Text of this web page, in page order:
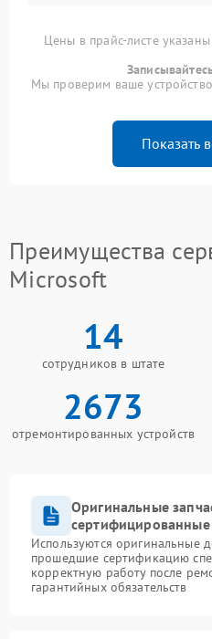
Цены в прайс-листе
Мы проверим ваше
Показать
Преимущества
Microsoft
14
сотрудников в штате
2673
отремонтированных устройств
Оригинальные
сертифицированные
Используются оригинальные
прошедшие сертификацию
корректную работу после
гарантийных обязательств